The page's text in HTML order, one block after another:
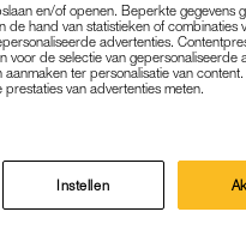
IS
NIEUWS|DING-A-
10-02-2020 ANNE
NikkieTutorials, is
en/of openen. Beperkte gegevens
de hand van statistieken of combinaties
advertenties.
voor de selectie van
ter personalisatie van
van advertenties meten.
Instellen